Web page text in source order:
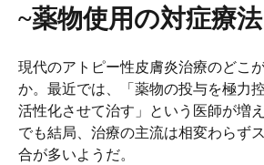
~薬物使用の対症療法
現代のアトピー性皮膚炎治療のどこ
か。最近では、「薬物の投与を極力
活性化させて治す」という医師が増
でも結局、治療の主流は相変わらず
合が多いようだ。